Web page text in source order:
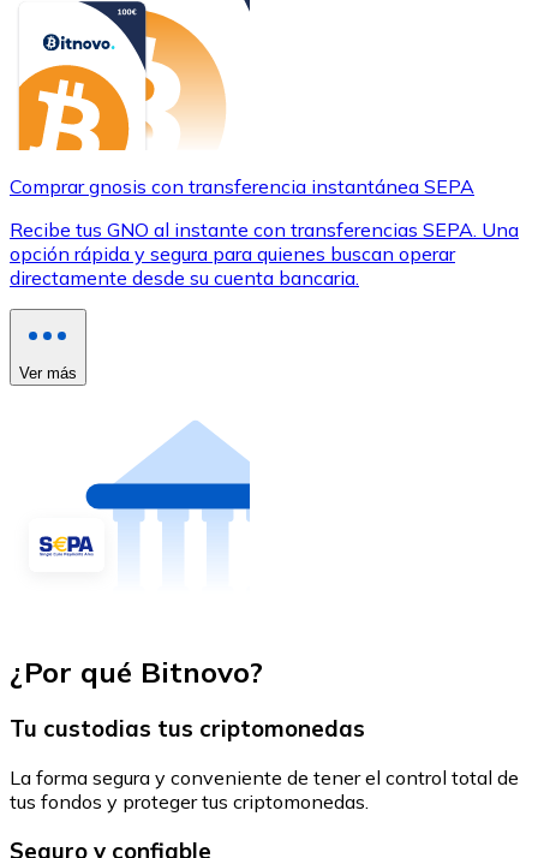
Comprar gnosis con transferencia instantánea SEPA
Recibe tus GNO al instante con transferencias SEPA. Una
opción rápida y segura para quienes buscan operar
directamente desde su cuenta bancaria.
Ver más
¿Por qué Bitnovo?
Tu custodias tus criptomonedas
La forma segura y conveniente de tener el control total de
tus fondos y proteger tus criptomonedas.
Seguro y confiable